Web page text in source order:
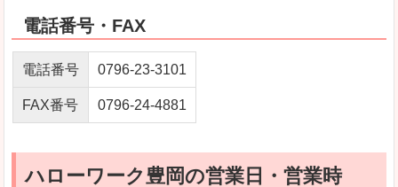
電話番号・FAX
電話番号 0796-23-3101
FAX番号 0796-24-4881
ハローワーク豊岡の営業日・営業時